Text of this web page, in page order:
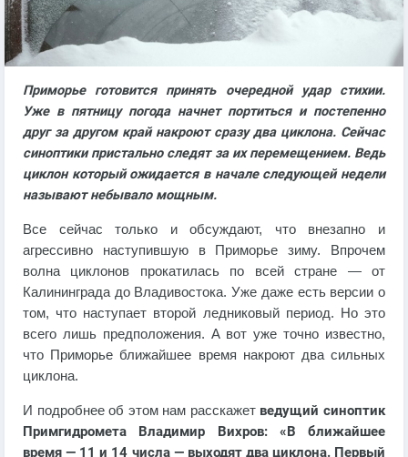
Приморье готовится принять очередной удар стихии.
Уже в пятницу погода начнет портиться и постепенно
друг за другом край накроют сразу два циклона. Сейчас
синоптики пристально следят за их перемещением. Ведь
циклон который ожидается в начале следующей недели
называют небывало мощным.
Все сейчас только и обсуждают, что внезапно и
агрессивно наступившую в Приморье зиму. Впрочем
волна циклонов прокатилась по всей стране — от
Калининграда до Владивостока. Уже даже есть версии о
том, что наступает второй ледниковый период. Но это
всего лишь предположения. А вот уже точно известно,
что Приморье ближайшее время накроют два сильных
циклона.
И подробнее об этом нам расскажет ведущий синоптик
Примгидромета Владимир Вихров: «В ближайшее
время — 11 и 14 числа — выходят два циклона. Первый